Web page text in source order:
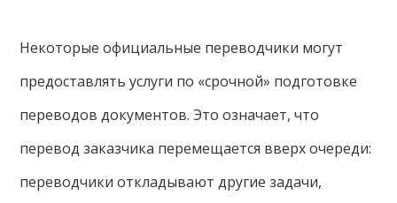
Некоторые официальные переводчики могут
предоставлять услуги по «срочной» подготовке
переводов документов. Это означает, что
перевод заказчика перемещается вверх очереди:
переводчики откладывают другие задачи,